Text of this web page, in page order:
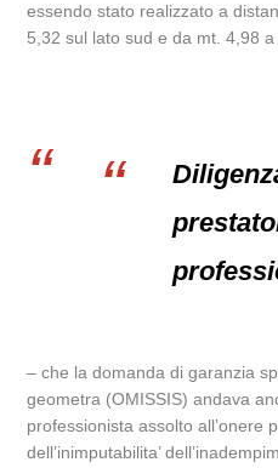
essendo stato realizzato a
5,32 sul lato sud e da mt. 4,98
– che la domanda di garanzia
geometra (OMISSIS) andava
professionista assolto all’onere
dell’inimputabilita’